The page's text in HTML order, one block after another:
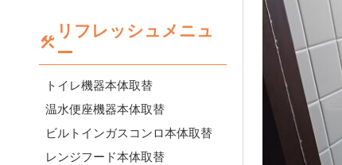
リフレッシュメニュ
ー
トイレ機器本体取替
温水便座機器本体取替
ビルトインガスコンロ本体取替
レンジフード本体取替